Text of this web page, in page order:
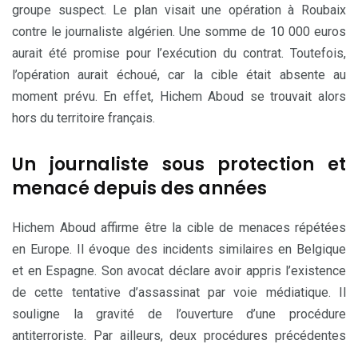
groupe suspect. Le plan visait une opération à Roubaix
contre le journaliste algérien. Une somme de 10 000 euros
aurait été promise pour l’exécution du contrat. Toutefois,
l’opération aurait échoué, car la cible était absente au
moment prévu. En effet, Hichem Aboud se trouvait alors
hors du territoire français.
Un journaliste sous protection et
menacé depuis des années
Hichem Aboud affirme être la cible de menaces répétées
en Europe. Il évoque des incidents similaires en Belgique
et en Espagne. Son avocat déclare avoir appris l’existence
de cette tentative d’assassinat par voie médiatique. Il
souligne la gravité de l’ouverture d’une procédure
antiterroriste. Par ailleurs, deux procédures précédentes